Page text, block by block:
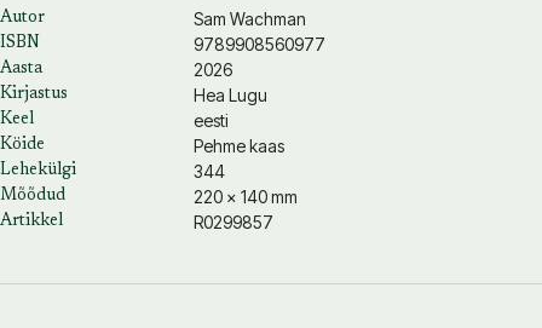
Autor Sam Wachman
ISBN 9789908560977
Aasta 2026
Kirjastus Hea Lugu
Keel eesti
Köide Pehme kaas
Lehekülgi 344
Mõõdud 220 × 140 mm
Artikkel R0299857